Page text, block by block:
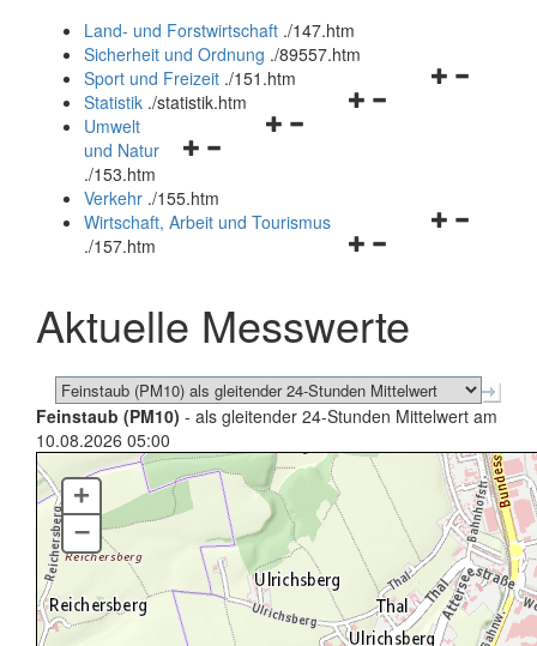
und
schließen
Land- und Forstwirtschaft ./147.htm
Sicherheit und Ordnung ./89557.htm
Navigationsmenü
Sport und Freizeit ./151.htm
Navigationsmenü
Statistik ./statistik.htm
Navigationsmenü
und
schließen
Umwelt
und Natur
./153.htm
Verkehr ./155.htm
Navigationsmenü
schließen
Wirtschaft, Arbeit und Tourismus
./157.htm
Aktuelle Messwerte
Feinstaub (PM10) - als gleitender 24-Stunden Mittelwert am
10.08.2026 05:00
+
–